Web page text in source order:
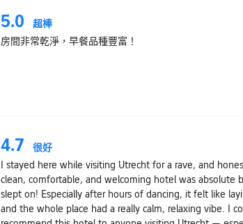
5.0 超棒
房間非常乾淨，早餐品種豐富！
4.7 很好
I stayed here while visiting Utrecht for a rave, and
clean, comfortable, and welcoming hotel was
slept on! Especially after hours of dancing, it felt like
and the whole place had a really calm, relaxing vibe. I